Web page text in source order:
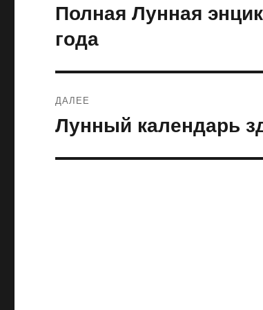
записям
Предыдущая
Полная Лунная
года
ДАЛЕЕ
Следующая
запись:
Лунный календарь